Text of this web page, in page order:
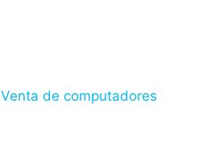
Venta de computadores